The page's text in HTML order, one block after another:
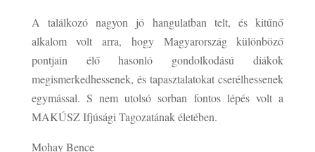
A találkozó nagyon jó hangulatban telt, és kitűnő
alkalom volt arra, hogy Magyarország különböző
pontjain élő hasonló gondolkodású diákok
megismerkedhessenek, és tapasztalatokat cserélhessenek
egymással. S nem utolsó sorban fontos lépés volt a
MAKÚSZ Ifjúsági Tagozatának életében.
Mohay Bence